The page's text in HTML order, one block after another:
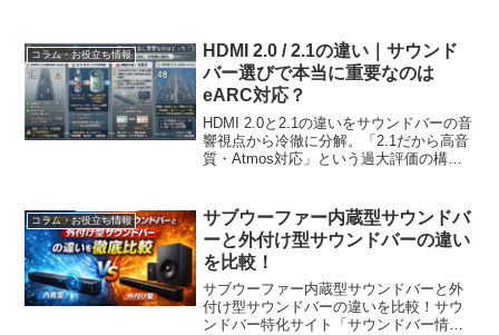
コラム・お役立ち情報
HDMI 2.0 / 2.1の違い｜サウンド
バー選びで本当に重要なのは
eARC対応？
HDMI 2.0と2.1の違いをサウンドバーの音
響視点から冷徹に分解。「2.1だから高音
質・Atmos対応」という過大評価の構造
グの数字に惑わされないための技術分
析。
コラム・お役立ち情報
サブウーファー内蔵型サウンドバ
ーと外付け型サウンドバーの違い
を比較！
サブウーファー内蔵型サウンドバーと外
付け型サウンドバーの違いを比較！サウ
ンドバー特化サイト「サウンドバー情報